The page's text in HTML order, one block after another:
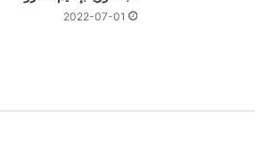
2022-07-01